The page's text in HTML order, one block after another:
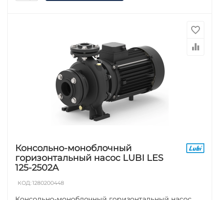
Консольно-моноблочный
горизонтальный насос LUBI LES
125-2502A
КОД:1280200448